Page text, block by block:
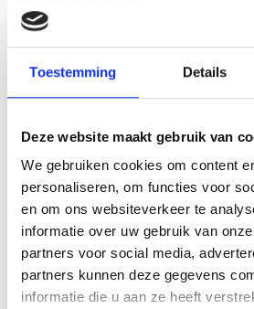
Toestemming Details
Deze website maakt gebruik van
We gebruiken cookies om content
personaliseren, om functies voor
en om ons websiteverkeer te
informatie over uw gebruik van
partners voor social media,
partners kunnen deze gegevens
informatie die u aan ze heeft
De FG75 is een zeer mooi trofee
de beker personaliseren door er
graveren aangebracht op de beker.
GERELATEERDE PRODUCTEN